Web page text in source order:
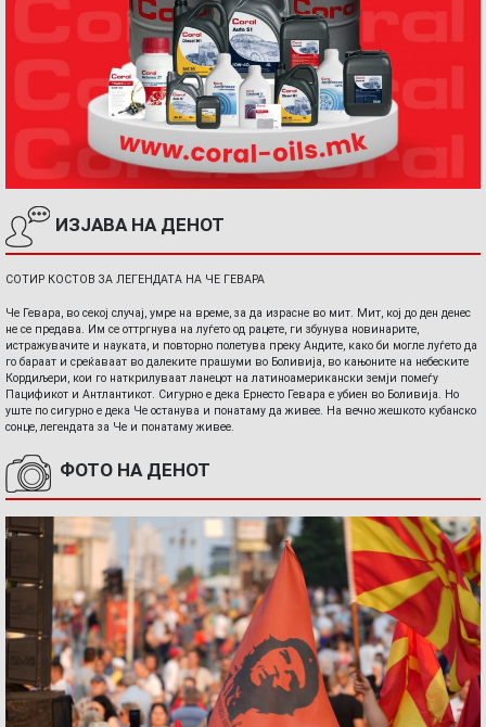
ИЗЈАВА НА ДЕНОТ
СОТИР КОСТОВ ЗА ЛЕГЕНДАТА НА ЧЕ ГЕВАРА
Че Гевара, во секој случај, умре на време, за да израсне во мит. Мит, кој до ден денес
не се предава. Им се оттргнува на луѓето од рацете, ги збунува новинарите,
истражувачите и науката, и повторно полетува преку Андите, како би могле луѓето да
го бараат и среќаваат во далеките прашуми во Боливија, во кањоните на небеските
Кордиљери, кои го наткрилуваат ланецот на латиноамерикански земји помеѓу
Пацификот и Антлантикот. Сигурно е дека Ернесто Гевара е убиен во Боливија. Но
уште по сигурно е дека Че останува и понатаму да живее. На вечно жешкото кубанско
сонце, легендата за Че и понатаму живее.
ФОТО НА ДЕНОТ